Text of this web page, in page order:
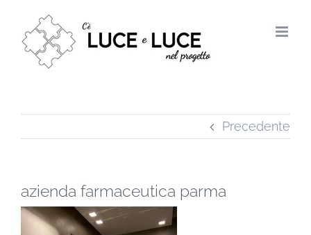
contenuto
Precedente
azienda farmaceutica parma